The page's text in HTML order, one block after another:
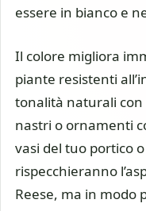
essere in bianco e
Il colore migliora
piante resistenti
tonalità naturali
nastri o ornamenti
vasi del tuo portico
rispecchieranno
Reese, ma in modo